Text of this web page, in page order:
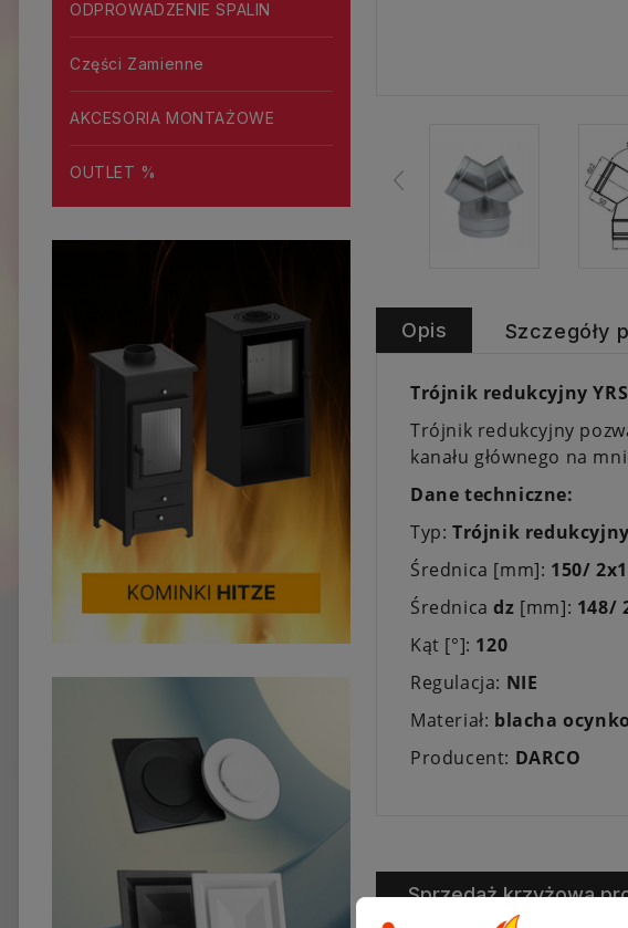
ODPROWADZENIE SPALIN
Części Zamienne
AKCESORIA MONTAŻOWE
OUTLET %
Opis Szczegóły
Trójnik redukcyjny YRS
Trójnik redukcyjny
kanału głównego na
Dane techniczne:
Typ: Trójnik redukcyjny
Średnica [mm]: 150/
Średnicadz [mm]: 148/
Kąt [°]: 120
Regulacja: NIE
Materiał: blacha
Producent: DARCO
Sprzedaż krzyżowa